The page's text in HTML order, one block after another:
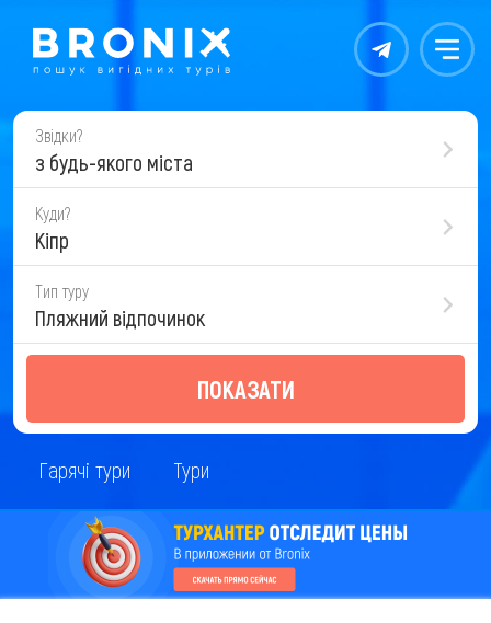
Контакты Меню
Звідки?
з будь-якого міста
Куди?
Кіпр
Тип туру
Пляжний відпочинок
ПОКАЗАТИ
Гарячі тури Тури